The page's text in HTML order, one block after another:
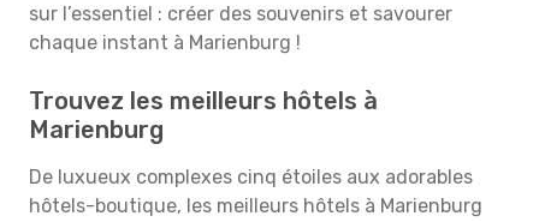
sur l’essentiel : créer des souvenirs et savourer
chaque instant à Marienburg !
Trouvez les meilleurs hôtels à
Marienburg
De luxueux complexes cinq étoiles aux adorables
hôtels-boutique, les meilleurs hôtels à Marienburg